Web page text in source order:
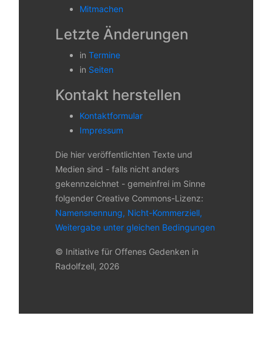
Mitmachen
Letzte Änderungen
in Termine
in Seiten
Kontakt herstellen
Kontaktformular
Impressum
Die hier veröffentlichten Texte und
Medien sind - falls nicht anders
gekennzeichnet - gemeinfrei im Sinne
folgender Creative Commons-Lizenz:
Namensnennung, Nicht-Kommerziell,
Weitergabe unter gleichen Bedingungen
© Initiative für Offenes Gedenken in
Radolfzell, 2026